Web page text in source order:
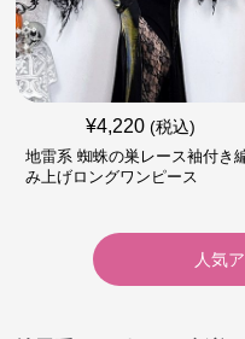
¥4,220 (税込)
地雷系 蜘蛛の巣レース袖付き
み上げロングワンピース
人気